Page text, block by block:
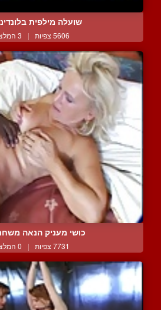
שועלה מילפית
5606 צפיות | 3 המלצות
כושי מעניק הנאה
7731 צפיות | 0 המלצות